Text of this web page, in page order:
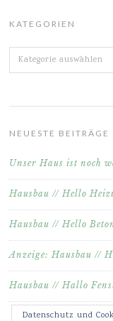
KATEGORIEN
Kategorien
NEUESTE BEITRÄGE
Unser Haus ist noch
Hausbau // Hello
Hausbau // Hello
Anzeige: Hausbau //
Hausbau // Hallo
Datenschutz und